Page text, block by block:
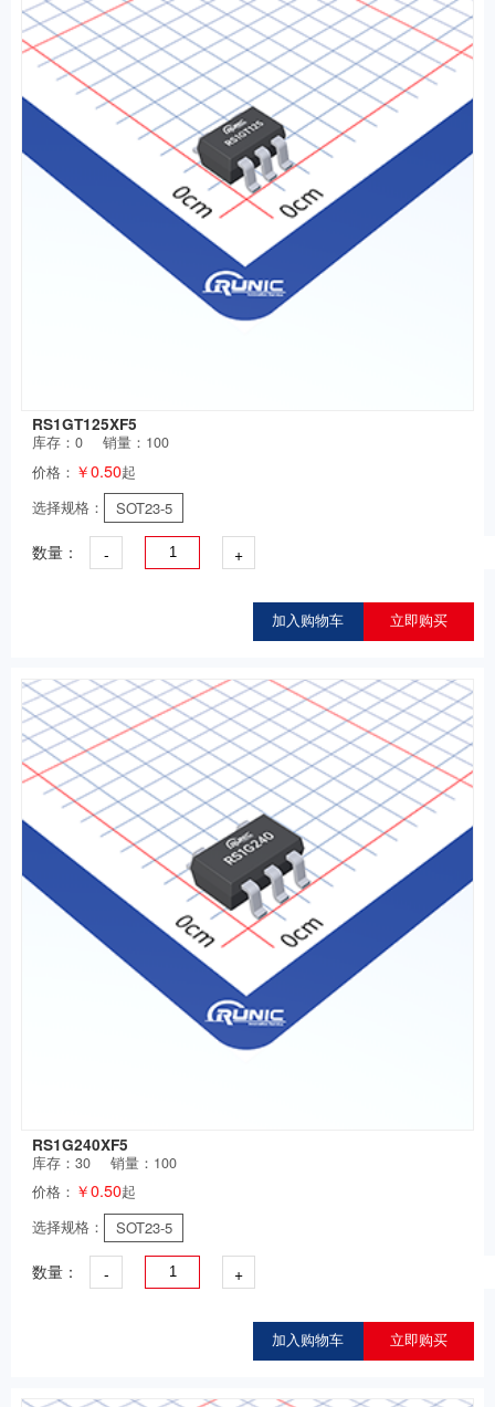
RS1GT125XF5
库存：0
销量：100
价格： ￥0.50起
选择规格：
SOT23-5
数量： - +
加入购物车 立即购买
RS1G240XF5
库存：30
销量：100
价格： ￥0.50起
选择规格：
SOT23-5
数量： - +
加入购物车 立即购买